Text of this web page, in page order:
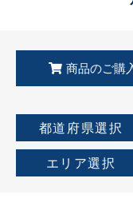
商品のご購
都道府県選択
エリア選択